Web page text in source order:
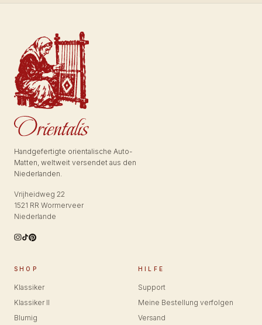
Handgefertigte orientalische Auto-
Matten, weltweit versendet aus den
Niederlanden.
Vrijheidweg 22
1521 RR Wormerveer
Niederlande
SHOP
Klassiker
Klassiker II
Blumig
HILFE
Support
Meine Bestellung verfolgen
Versand